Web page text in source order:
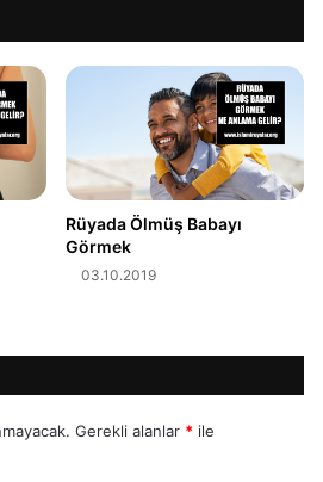
Rüyada Ölmüş Babayı
Görmek
03.10.2019
Gerekli alanlar * ile